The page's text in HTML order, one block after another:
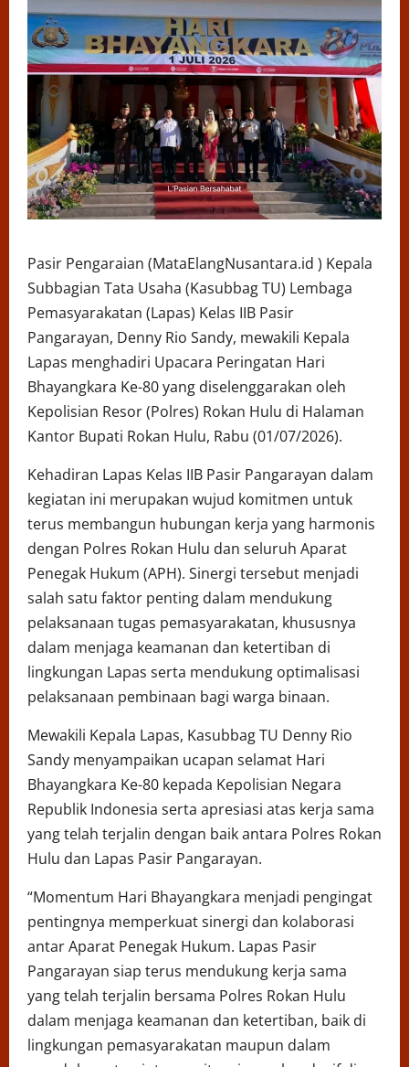
Pasir Pengaraian (MataElangNusantara.id ) Kepala
Subbagian Tata Usaha (Kasubbag TU) Lembaga
Pemasyarakatan (Lapas) Kelas IIB Pasir
Pangarayan, Denny Rio Sandy, mewakili Kepala
Lapas menghadiri Upacara Peringatan Hari
Bhayangkara Ke-80 yang diselenggarakan oleh
Kepolisian Resor (Polres) Rokan Hulu di Halaman
Kantor Bupati Rokan Hulu, Rabu (01/07/2026).
Kehadiran Lapas Kelas IIB Pasir Pangarayan dalam
kegiatan ini merupakan wujud komitmen untuk
terus membangun hubungan kerja yang harmonis
dengan Polres Rokan Hulu dan seluruh Aparat
Penegak Hukum (APH). Sinergi tersebut menjadi
salah satu faktor penting dalam mendukung
pelaksanaan tugas pemasyarakatan, khususnya
dalam menjaga keamanan dan ketertiban di
lingkungan Lapas serta mendukung optimalisasi
pelaksanaan pembinaan bagi warga binaan.
Mewakili Kepala Lapas, Kasubbag TU Denny Rio
Sandy menyampaikan ucapan selamat Hari
Bhayangkara Ke-80 kepada Kepolisian Negara
Republik Indonesia serta apresiasi atas kerja sama
yang telah terjalin dengan baik antara Polres Rokan
Hulu dan Lapas Pasir Pangarayan.
“Momentum Hari Bhayangkara menjadi pengingat
pentingnya memperkuat sinergi dan kolaborasi
antar Aparat Penegak Hukum. Lapas Pasir
Pangarayan siap terus mendukung kerja sama
yang telah terjalin bersama Polres Rokan Hulu
dalam menjaga keamanan dan ketertiban, baik di
lingkungan pemasyarakatan maupun dalam